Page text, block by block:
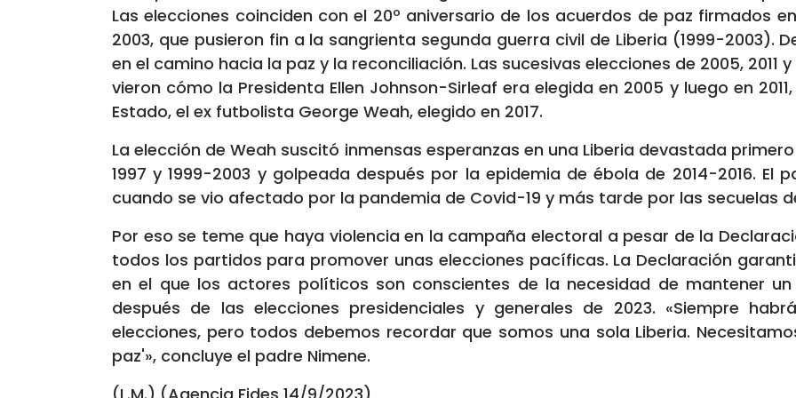
Las elecciones coinciden con el 20º aniversario de los acuerdos de paz firmados
2003, que pusieron fin a la sangrienta segunda guerra civil de Liberia (1999-2003).
en el camino hacia la paz y la reconciliación. Las sucesivas elecciones de 2005, 2011
vieron cómo la Presidenta Ellen Johnson-Sirleaf era elegida en 2005 y luego en
Estado, el ex futbolista George Weah, elegido en 2017.
La elección de Weah suscitó inmensas esperanzas en una Liberia devastada
1997 y 1999-2003 y golpeada después por la epidemia de ébola de 2014-2016. El
cuando se vio afectado por la pandemia de Covid-19 y más tarde por las secuelas
Por eso se teme que haya violencia en la campaña electoral a pesar de la
todos los partidos para promover unas elecciones pacíficas. La Declaración
en el que los actores políticos son conscientes de la necesidad de mantener
después de las elecciones presidenciales y generales de 2023. «Siempre
elecciones, pero todos debemos recordar que somos una sola Liberia.
paz'», concluye el padre Nimene.